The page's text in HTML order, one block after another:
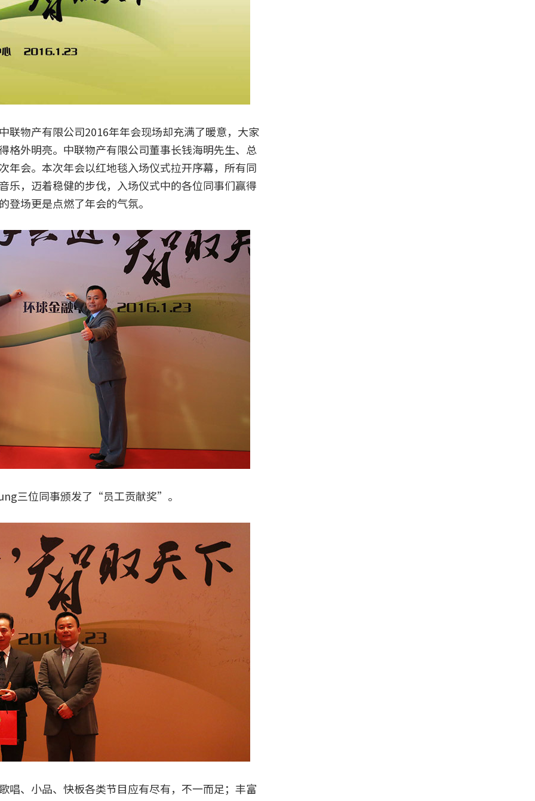
联物产有限公司2016年年会现场却充满了暖意，大家
格外明亮。中联物产有限公司董事长钱海明先生、总
年会。本次年会以红地毯入场仪式拉开序幕，所有同
乐，迈着稳健的步伐，入场仪式中的各位同事们赢得
场更是点燃了年会的气氛。
三位同事颁发了“员工贡献奖”。
唱、小品、快板各类节目应有尽有，不一而足；丰富